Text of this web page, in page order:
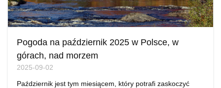
Pogoda na październik 2025 w Polsce, w
górach, nad morzem
2025-09-02
Październik jest tym miesiącem, który potrafi zaskoczyć